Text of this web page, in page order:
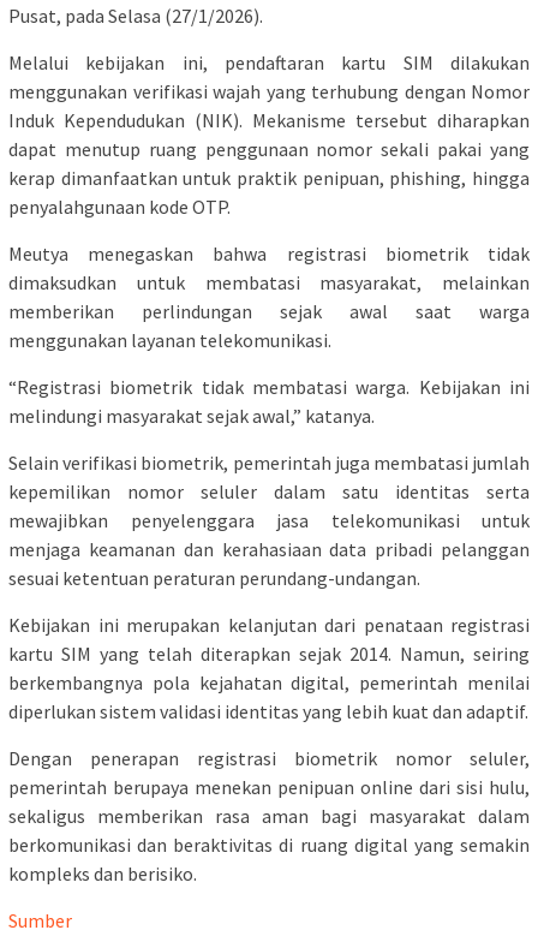
Pusat, pada Selasa (27/1/2026).
Melalui kebijakan ini, pendaftaran kartu SIM dilakukan
menggunakan verifikasi wajah yang terhubung dengan Nomor
Induk Kependudukan (NIK). Mekanisme tersebut diharapkan
dapat menutup ruang penggunaan nomor sekali pakai yang
kerap dimanfaatkan untuk praktik penipuan, phishing, hingga
penyalahgunaan kode OTP.
Meutya menegaskan bahwa registrasi biometrik tidak
dimaksudkan untuk membatasi masyarakat, melainkan
memberikan perlindungan sejak awal saat warga
menggunakan layanan telekomunikasi.
“Registrasi biometrik tidak membatasi warga. Kebijakan ini
melindungi masyarakat sejak awal,” katanya.
Selain verifikasi biometrik, pemerintah juga membatasi jumlah
kepemilikan nomor seluler dalam satu identitas serta
mewajibkan penyelenggara jasa telekomunikasi untuk
menjaga keamanan dan kerahasiaan data pribadi pelanggan
sesuai ketentuan peraturan perundang-undangan.
Kebijakan ini merupakan kelanjutan dari penataan registrasi
kartu SIM yang telah diterapkan sejak 2014. Namun, seiring
berkembangnya pola kejahatan digital, pemerintah menilai
diperlukan sistem validasi identitas yang lebih kuat dan adaptif.
Dengan penerapan registrasi biometrik nomor seluler,
pemerintah berupaya menekan penipuan online dari sisi hulu,
sekaligus memberikan rasa aman bagi masyarakat dalam
berkomunikasi dan beraktivitas di ruang digital yang semakin
kompleks dan berisiko.
Sumber